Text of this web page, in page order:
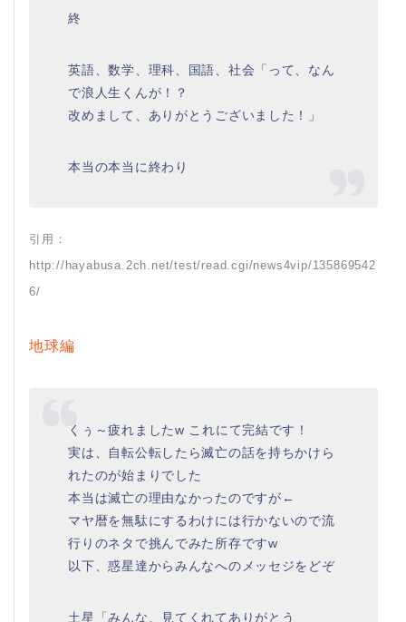
終
英語、数学、理科、国語、社会「って、なん
で浪人生くんが！？
改めまして、ありがとうございました！」
本当の本当に終わり
引用：
http://hayabusa.2ch.net/test/read.cgi/news4vip/135869542
6/
地球編
くぅ～疲れましたw これにて完結です！
実は、自転公転したら滅亡の話を持ちかけら
れたのが始まりでした
本当は滅亡の理由なかったのですが←
マヤ暦を無駄にするわけには行かないので流
行りのネタで挑んでみた所存ですw
以下、惑星達からみんなへのメッセジをどぞ
土星「みんな、見てくれてありがとう